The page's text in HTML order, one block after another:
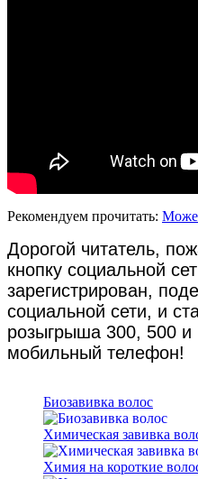
Рекомендуем прочитать:
Дорогой читатель,
кнопку социальной
зарегистрирован,
социальной сети, и
розыгрыша 300, 500 и
мобильный телефон!
Биозавивка волос
Химическая завивка
Химия на короткие